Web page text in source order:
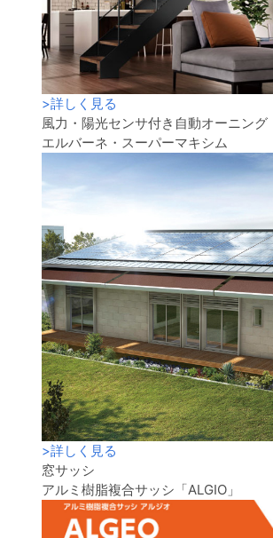
>詳しく見る
風力・陽光センサ付き自動オーニング
エルバーネ・スーパーマキシム
>詳しく見る
窓サッシ
アルミ樹脂複合サッシ「ALGIO」